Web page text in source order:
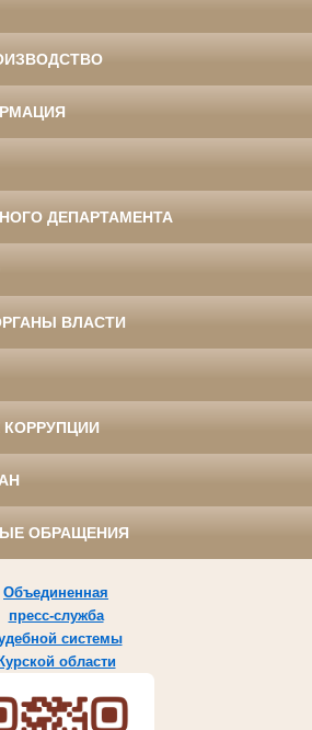
ДЕПАРТАМЕНТА
ВЛАСТИ
ОБРАЩЕНИЯ
Объединенная
пресс-служба
системы
Курской области